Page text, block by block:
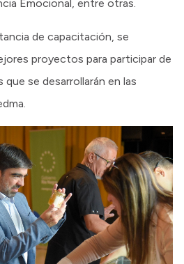
Emocional, entre otras.
de capacitación, se
proyectos para participar de
se desarrollarán en las